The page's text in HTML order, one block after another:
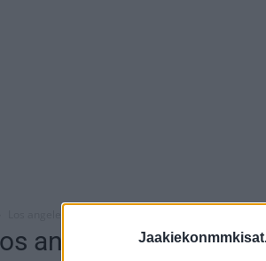
angeles kings